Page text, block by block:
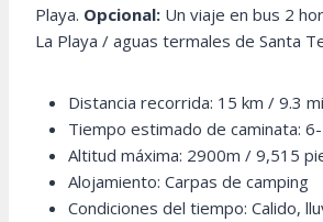
Playa. Opcional: Un viaje en bus 2
La Playa / aguas termales de Santa
Distancia recorrida: 15 km / 9.3
Tiempo estimado de caminata:
Altitud máxima: 2900m / 9,515
Alojamiento: Carpas de camping
Condiciones del tiempo: Calido,